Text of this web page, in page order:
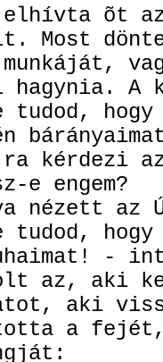
elhívta õt
Most
A
tudod,
kérdezi
e engem?
nézett az
tudod,
-
az, aki
aki
a